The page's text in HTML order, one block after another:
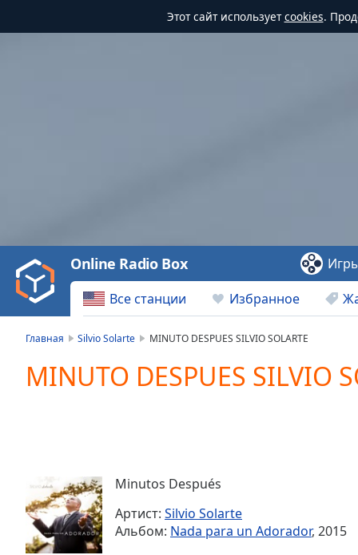
Этот сайт используетcookies.
Video
Play
Backward
Skip
Current
Time0:00
Stream
TypeLIVE
Seek to
live,
currently
Все станции Избранное
Online Radio Box
Главная Silvio Solarte MINUTO DESPUES SILVIO SOLARTE
MINUTO DESPUES SILVIO
Minutos Después
Артист: Silvio Solarte
Альбом: Nada para un Adorador, 2015